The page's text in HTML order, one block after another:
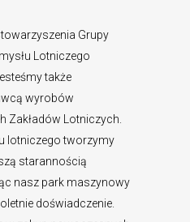
Grupy
Lotniczego
także
wyrobów
Zakładów Lotniczych.
lotniczego tworzymy
starannością
nasz park maszynowy
doświadczenie.